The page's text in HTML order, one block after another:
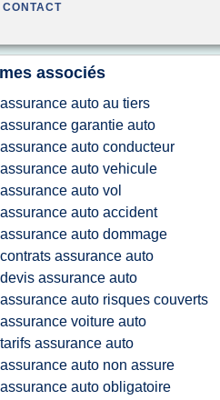
CONTACT
associés
assurance auto au tiers
assurance garantie auto
assurance auto conducteur
assurance auto vehicule
assurance auto vol
assurance auto accident
assurance auto dommage
contrats assurance auto
devis assurance auto
assurance auto risques couverts
assurance voiture auto
tarifs assurance auto
assurance auto non assure
assurance auto obligatoire